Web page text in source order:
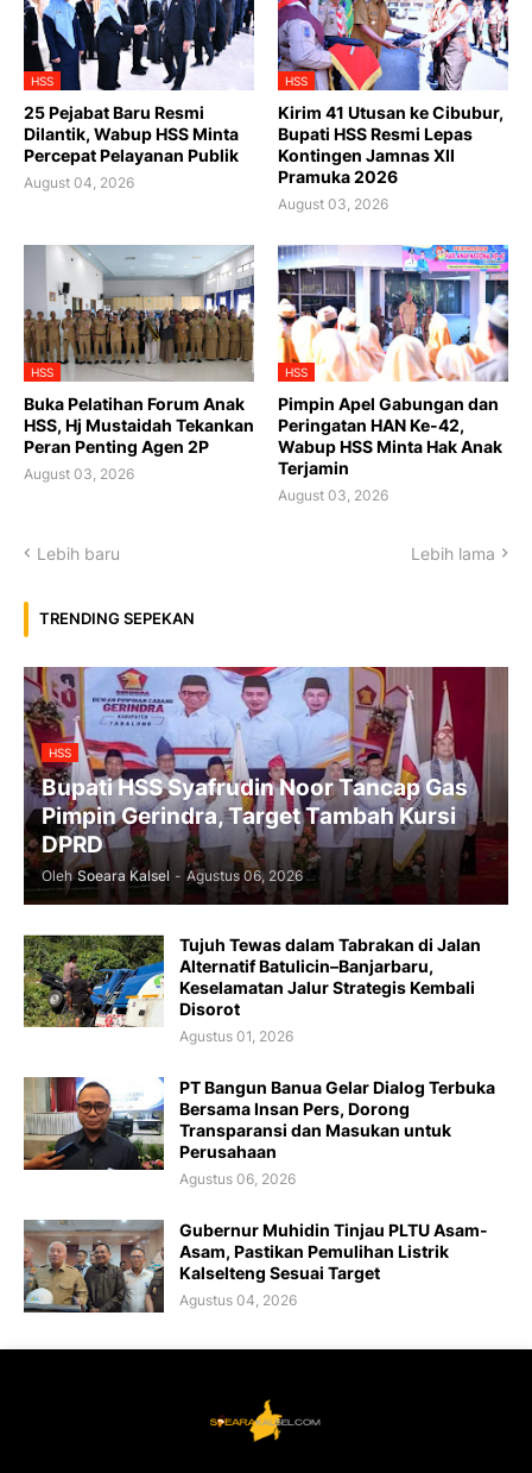
HSS
25 Pejabat Baru Resmi
Dilantik, Wabup HSS Minta
Percepat Pelayanan Publik
August 04, 2026
HSS
Kirim 41 Utusan ke Cibubur,
Bupati HSS Resmi Lepas
Kontingen Jamnas XII
Pramuka 2026
August 03, 2026
HSS
Buka Pelatihan Forum Anak
HSS, Hj Mustaidah Tekankan
Peran Penting Agen 2P
August 03, 2026
HSS
Pimpin Apel Gabungan dan
Peringatan HAN Ke-42,
Wabup HSS Minta Hak Anak
Terjamin
August 03, 2026
Lebih baru Lebih lama
TRENDING SEPEKAN
HSS
Bupati HSS Syafrudin Noor Tancap Gas
Pimpin Gerindra, Target Tambah Kursi
DPRD
Oleh Soeara Kalsel - Agustus 06, 2026
Tujuh Tewas dalam Tabrakan di Jalan
Alternatif Batulicin–Banjarbaru,
Keselamatan Jalur Strategis Kembali
Disorot
Agustus 01, 2026
PT Bangun Banua Gelar Dialog Terbuka
Bersama Insan Pers, Dorong
Transparansi dan Masukan untuk
Perusahaan
Agustus 06, 2026
Gubernur Muhidin Tinjau PLTU Asam-
Asam, Pastikan Pemulihan Listrik
Kalselteng Sesuai Target
Agustus 04, 2026